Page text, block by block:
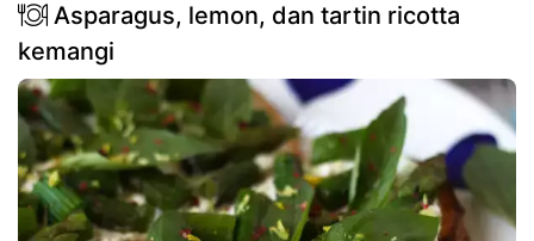
Asparagus, lemon, dan tartin ricotta
kemangi